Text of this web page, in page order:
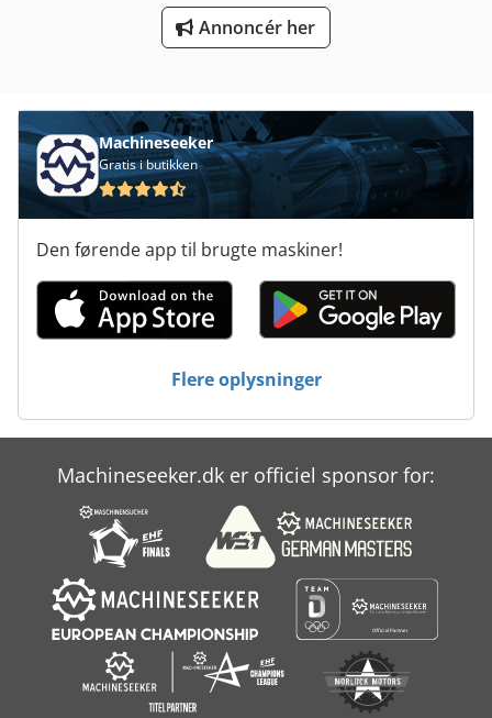
Annoncér her
Machineseeker
Gratis i butikken
Den førende app til brugte maskiner!
Flere oplysninger
Machineseeker.dk er officiel sponsor for: